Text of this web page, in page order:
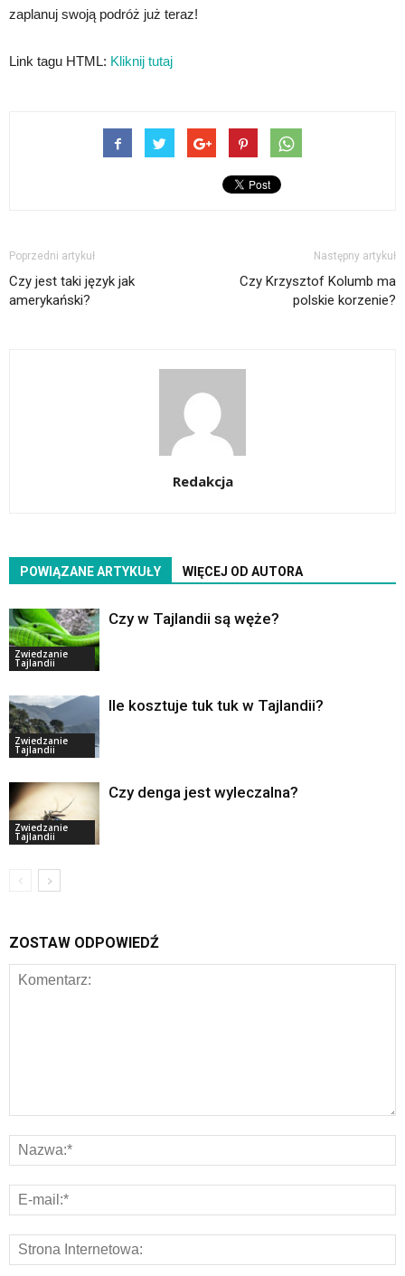
zaplanuj swoją podróż już teraz!
Link tagu HTML: Kliknij tutaj
Poprzedni artykuł
Czy jest taki język jak
amerykański?
Następny artykuł
Czy Krzysztof Kolumb ma
polskie korzenie?
Redakcja
POWIĄZANE ARTYKUŁY WIĘCEJ OD AUTORA
Zwiedzanie
Tajlandii
Czy w Tajlandii są węże?
Zwiedzanie
Tajlandii
Ile kosztuje tuk tuk w Tajlandii?
Zwiedzanie
Tajlandii
Czy denga jest wyleczalna?
ZOSTAW ODPOWIEDŹ